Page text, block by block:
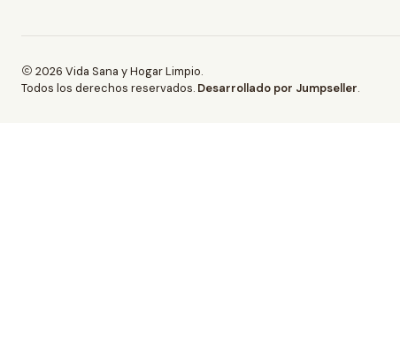
2026 Vida Sana y Hogar Limpio.
Todos los derechos reservados. Desarrollado por Jumpseller.